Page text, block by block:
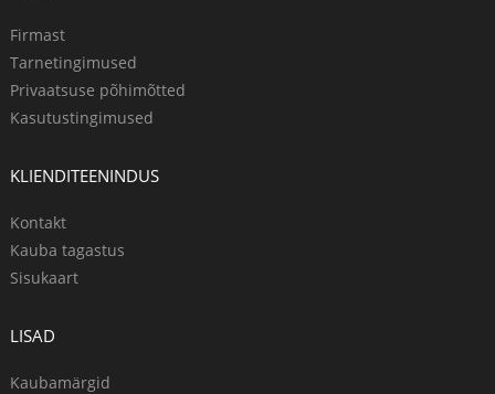
Firmast
Tarnetingimused
Privaatsuse põhimõtted
Kasutustingimused
KLIENDITEENINDUS
Kontakt
Kauba tagastus
Sisukaart
LISAD
Kaubamärgid